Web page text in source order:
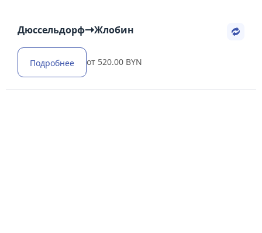
Дюссельдорф Жлобин
Подробнее от 520.00 BYN